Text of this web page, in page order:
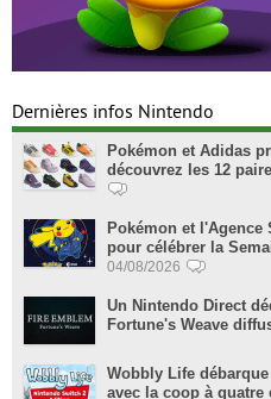
Dernières infos Nintendo
Pokémon et Adidas
découvrez les 12
Pokémon et l'Agence
pour célébrer la
04/08/2026
Un Nintendo Direct
Fortune's Weave
Wobbly Life
avec la coop à quatre